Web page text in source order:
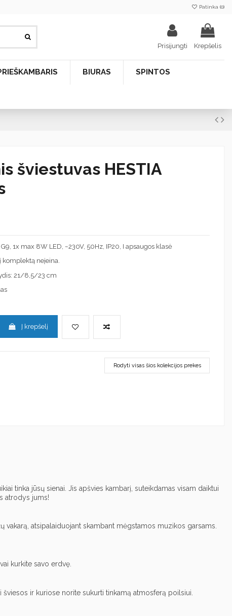
Patinka (0)
Prisijungti Krepšelis
BIURAS SPINTOS
šviestuvas HESTIA
1x max 8W LED, ~230V, 50Hz, IP20, I apsaugos klasė
komplektą neįeina.
21/8,5/23 cm
Į krepšelį
Rodyti visas šios kolekcijos prekes
tinka jūsų sienai. Jis apšvies kambarį, suteikdamas visam daiktui
atrodys jums!
vakarą, atsipalaiduojant skambant mėgstamos muzikos garsams.
kurkite savo erdvę.
ir kuriose norite sukurti tinkamą atmosferą poilsiui.